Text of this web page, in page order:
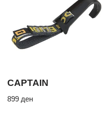
CAPTAIN
899 ден